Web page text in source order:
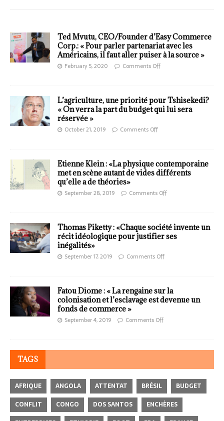
Ted Mvutu, CEO/Founder d’Easy Commerce
Corp.: « Pour parler partenariat avec les
Américains, il faut aller puiser à la source »
February 5, 2020 Comments Off
L’agriculture, une priorité pour Tshisekedi?
« On verra la part du budget qui lui sera
réservée »
October 21, 2019 Comments Off
Etienne Klein : «La physique contemporaine
met en scène autant de vides différents
qu’elle a de théories»
September 28, 2019 Comments Off
Thomas Piketty : «Chaque société invente un
récit idéologique pour justifier ses
inégalités»
September 17, 2019 Comments Off
Fatou Diome : « La rengaine sur la
colonisation et l’esclavage est devenue un
fonds de commerce »
September 4, 2019 Comments Off
TAGS
AFRIQUE ANGOLA ATTENTAT BRÉSIL
BUDGET
CONFLIT
CONGO DOS SANTOS
ENCHÈRES